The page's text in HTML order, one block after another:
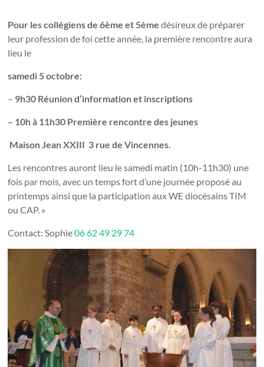
Pour les collégiens de 6ème et 5èmedésireux de préparer
leur profession de foi cette année, la première rencontre aura
lieu le
samedi 5 octobre:
– 9h30 Réunion d’information et inscriptions
– 10h à 11h30 Première rencontre des jeunes
Maison Jean XXIII 3 rue de Vincennes.
Les rencontres auront lieu le samedi matin (10h-11h30) une
fois par mois, avec un temps fort d’une journée proposé au
printemps ainsi que la participation aux WE diocésains TIM
ou CAP. »
Contact: Sophie06 62 49 29 74